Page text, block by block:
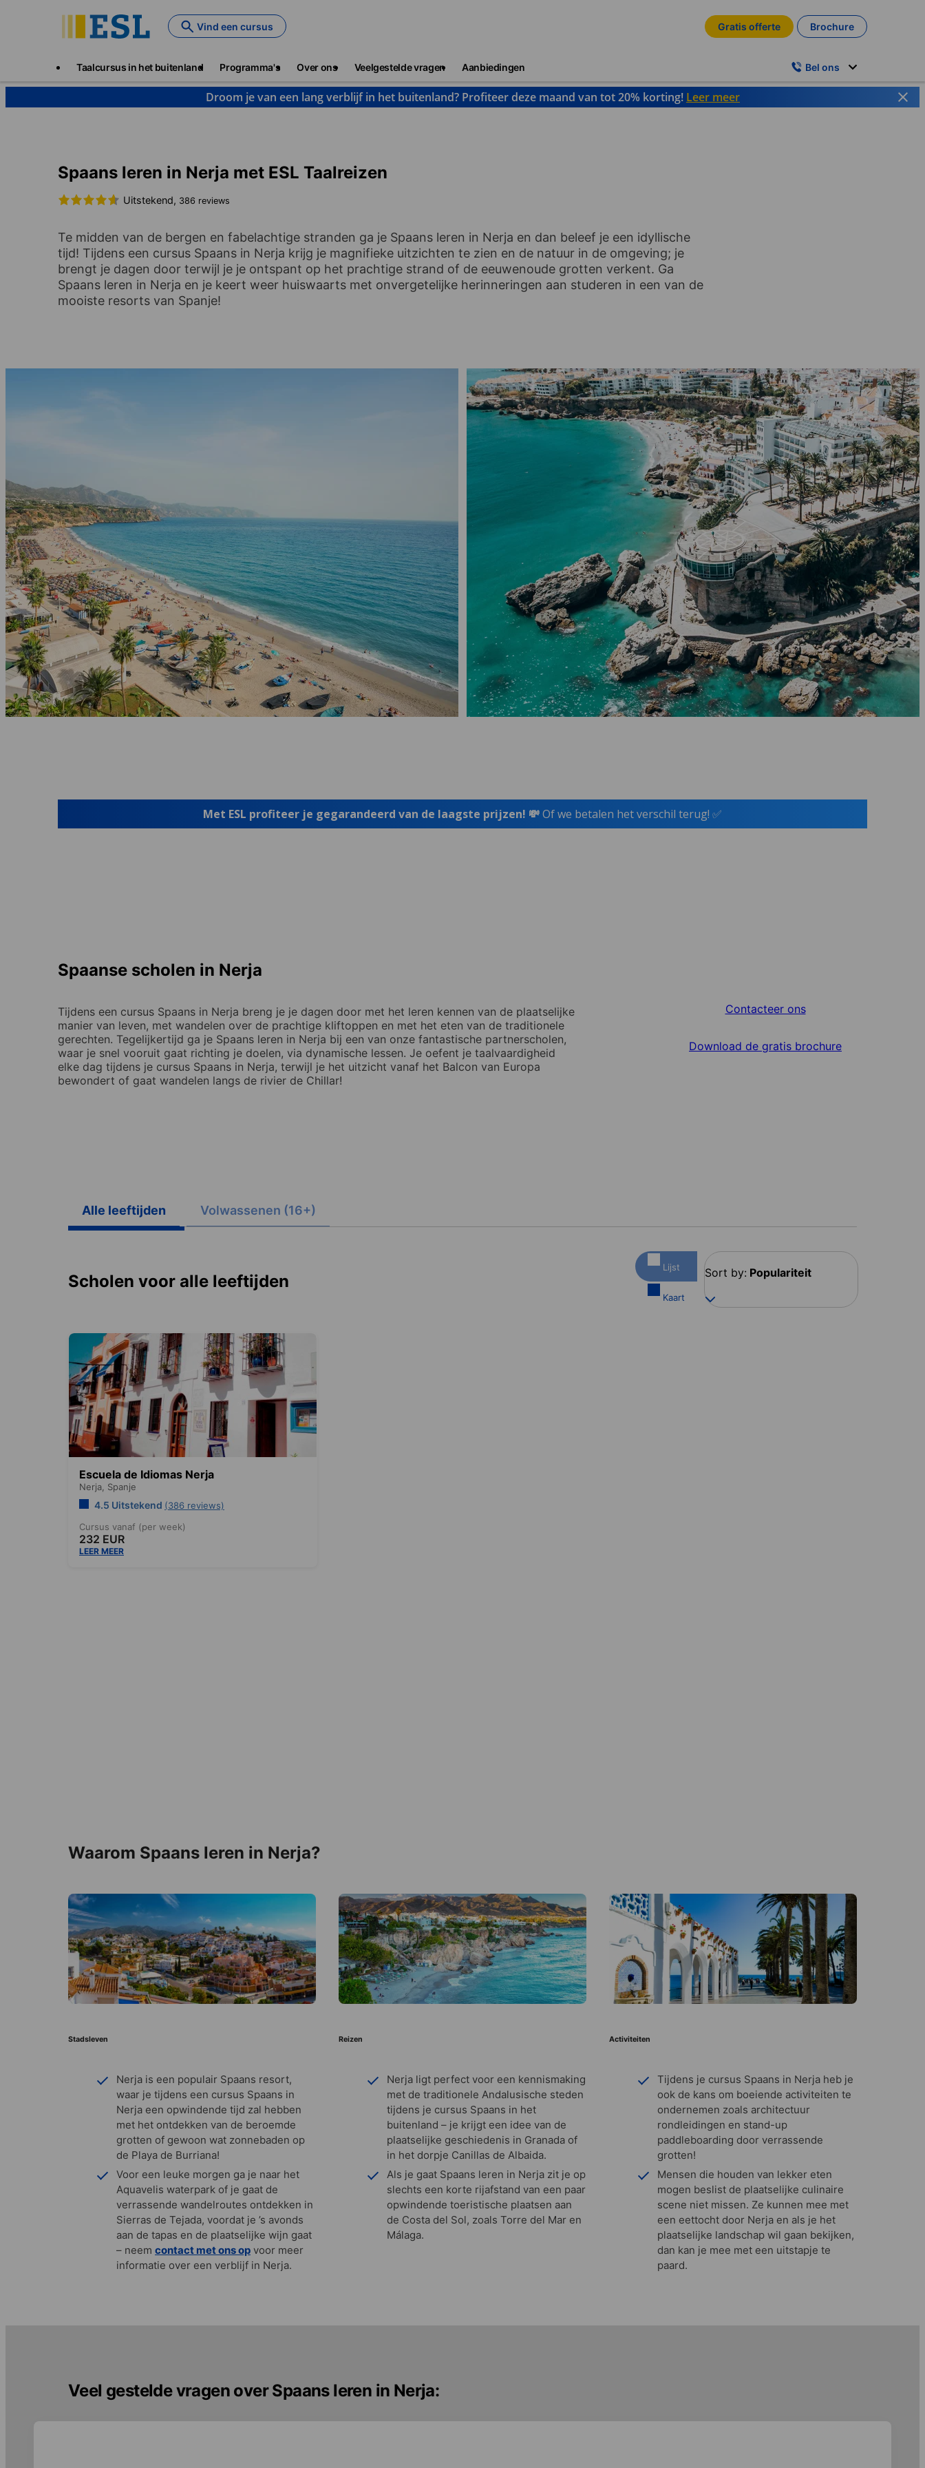
Vind een cursus Gratis offerte Brochure
Taalcursus in het buitenland Programma's Over ons Veelgestelde vragen Aanbiedingen Bel ons
Droom je van een lang verblijf in het buitenland? Profiteer deze maand van tot 20% korting! Leer meer
Spaans leren in Nerja met ESL Taalreizen
Uitstekend, 386 reviews
Te midden van de bergen en fabelachtige stranden ga je Spaans leren in Nerja en dan beleef je een idyllische
tijd! Tijdens een cursus Spaans in Nerja krijg je magnifieke uitzichten te zien en de natuur in de omgeving; je
brengt je dagen door terwijl je je ontspant op het prachtige strand of de eeuwenoude grotten verkent. Ga
Spaans leren in Nerja en je keert weer huiswaarts met onvergetelijke herinneringen aan studeren in een van de
mooiste resorts van Spanje!
Met ESL profiteer je gegarandeerd van de laagste prijzen! 💸Of we betalen het verschil terug! ✅
Spaanse scholen in Nerja
Tijdens een cursus Spaans in Nerja breng je je dagen door met het leren kennen van de plaatselijke
manier van leven, met wandelen over de prachtige kliftoppen en met het eten van de traditionele
gerechten. Tegelijkertijd ga je Spaans leren in Nerja bij een van onze fantastische partnerscholen,
waar je snel vooruit gaat richting je doelen, via dynamische lessen. Je oefent je taalvaardigheid
elke dag tijdens je cursus Spaans in Nerja, terwijl je het uitzicht vanaf het Balcon van Europa
bewondert of gaat wandelen langs de rivier de Chillar!
Contacteer ons
Download de gratis brochure
Alle leeftijden Volwassenen (16+)
Scholen voor alle leeftijden
Lijst
Kaart
Sort by: Populariteit
Escuela de Idiomas Nerja
Nerja, Spanje
4.5 Uitstekend (386 reviews)
Cursus vanaf (per week)
232 EUR
LEER MEER
Waarom Spaans leren in Nerja?
Stadsleven
Nerja is een populair Spaans resort,
waar je tijdens een cursus Spaans in
Nerja een opwindende tijd zal hebben
met het ontdekken van de beroemde
grotten of gewoon wat zonnebaden op
de Playa de Burriana!
Voor een leuke morgen ga je naar het
Aquavelis waterpark of je gaat de
verrassende wandelroutes ontdekken in
Sierras de Tejada, voordat je ’s avonds
aan de tapas en de plaatselijke wijn gaat
– neem contact met onsop voor meer
informatie over een verblijf in Nerja.
Reizen
Nerja ligt perfect voor een kennismaking
met de traditionele Andalusische steden
tijdens je cursus Spaans in het
buitenland – je krijgt een idee van de
plaatselijke geschiedenis in Granada of
in het dorpje Canillas de Albaida.
Als je gaat Spaans leren in Nerja zit je op
slechts een korte rijafstand van een paar
opwindende toeristische plaatsen aan
de Costa del Sol, zoals Torre del Mar en
Málaga.
Activiteiten
Tijdens je cursus Spaans in Nerja heb je
ook de kans om boeiende activiteiten te
ondernemen zoals architectuur
rondleidingen en stand-up
paddleboarding door verrassende
grotten!
Mensen die houden van lekker eten
mogen beslist de plaatselijke culinaire
scene niet missen. Ze kunnen mee met
een eettocht door Nerja en als je het
plaatselijke landschap wil gaan bekijken,
dan kan je mee met een uitstapje te
paard.
Veel gestelde vragen over Spaans leren in Nerja: